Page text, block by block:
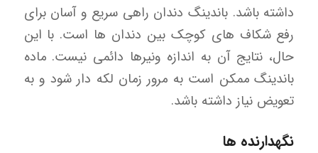
داشته باشد. باندینگ دندان راهی سریع و آسان برای
رفع شکاف های کوچک بین دندان ها است. با این
حال، نتایج آن به اندازه ونیرها دائمی نیست. ماده
باندینگ ممکن است به مرور زمان لکه دار شود و به
تعویض نیاز داشته باشد.
نگهدارنده ها